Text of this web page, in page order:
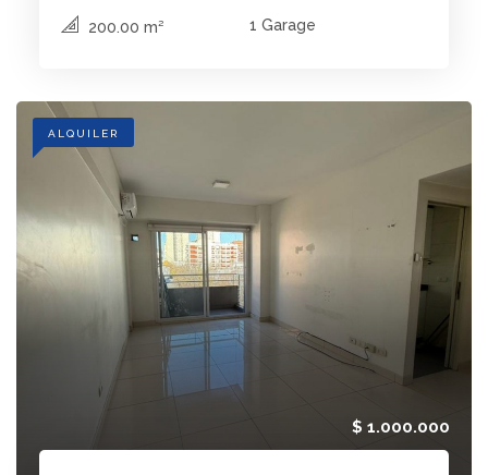
200.00 m² 1 Garage
ALQUILER
$ 1.000.000